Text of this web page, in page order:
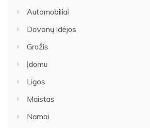
Automobiliai
Dovanų idėjos
Grožis
Įdomu
Ligos
Maistas
Namai